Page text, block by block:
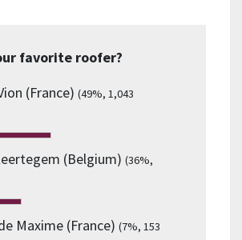
favorite roofer?
(France) (49%, 1,043
(Belgium) (36%,
Maxime (France) (7%, 153